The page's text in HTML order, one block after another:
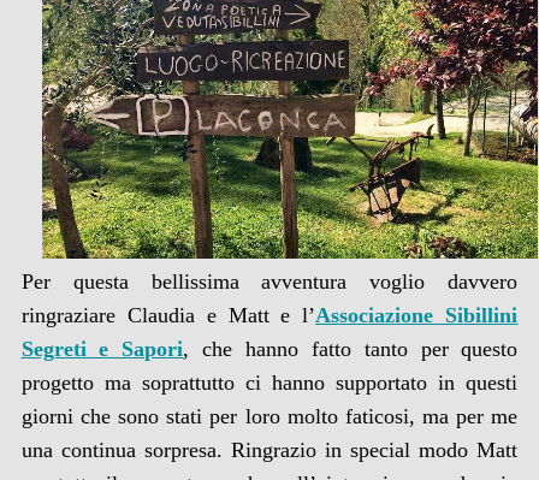
Per questa bellissima avventura voglio davvero
ringraziare Claudia e Matt e l’Associazione Sibillini
Segreti e Sapori, che hanno fatto tanto per questo
progetto ma soprattutto ci hanno supportato in questi
giorni che sono stati per loro molto faticosi, ma per me
una continua sorpresa. Ringrazio in special modo Matt